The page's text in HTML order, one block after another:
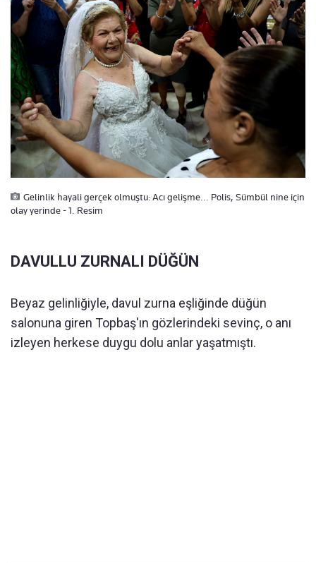
Gelinlik hayali gerçek olmuştu: Acı gelişme... Polis, Sümbül nine için
olay yerinde - 1. Resim
DAVULLU ZURNALI DÜĞÜN
Beyaz gelinliğiyle, davul zurna eşliğinde düğün
salonuna giren Topbaş'ın gözlerindeki sevinç, o anı
izleyen herkese duygu dolu anlar yaşatmıştı.